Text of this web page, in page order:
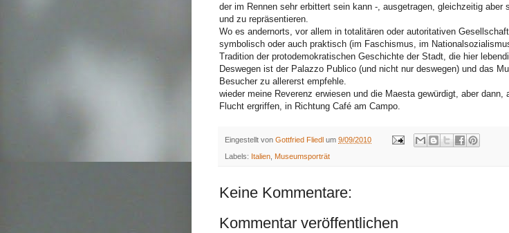
der im Rennen sehr erbittert sein kann -, ausgetragen, gleichzeitig
und zu repräsentieren.
Wo es andernorts, vor allem in totalitären oder autoritativen
symbolisch oder auch praktisch (im Faschismus, im
Tradition der protodemokratischen Geschichte der Stadt, die hier
Deswegen ist der Palazzo Publico (und nicht nur deswegen) und das
Besucher zu allererst empfehle.
wieder meine Reverenz erwiesen und die Maesta gewürdigt, aber
Flucht ergriffen, in Richtung Café am Campo.
Eingestellt von Gottfried Fliedl um 9/09/2010
Labels: Italien Museumsporträt
Keine Kommentare:
Kommentar veröffentlichen